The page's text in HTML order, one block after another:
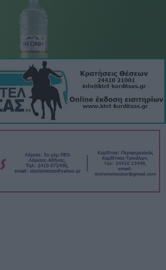
Επικοινωνία με το
KarditsaLive.Net